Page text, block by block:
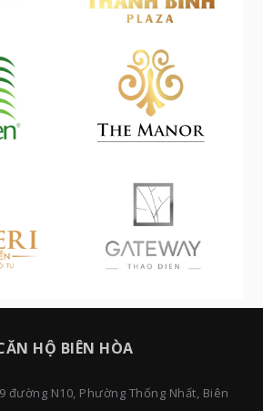
HỘ BIÊN HÒA
đường N10, Phường Thống Nhất, Biên